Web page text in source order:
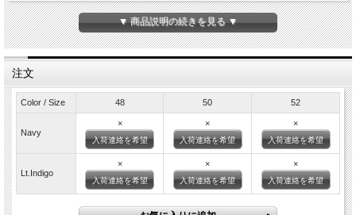
スキッパーポロシャツ
やや浅めのVネックに後付けされた襟が
解放感とカジュアル感のある雰囲気に◎
ポロシャツ＝おじさんといったイメージになりにくく
普段着用されない方でも着用しやすいニットポロになっているかと思います。
仕様されているコットンポリ素材は記載はありませんが
遮熱性もあり、何度洗っても型崩れのしにくい素材でもあるので
気兼ねなく着用いただけるのも魅力的です。
是非、ご検討宜しくお願いします。
素材 コットン 53% ポリエステル 47%
SIZE/肩幅/身幅/袖丈/着丈
48size/40cm/53cm/25cm/64cm
▼ 商品説明の続きを見る ▼
注文
Color / Size 48 50 52
Navy
×
入荷連絡を希望
×
入荷連絡を希望
×
入荷連絡を希望
Lt.Indigo
×
入荷連絡を希望
×
入荷連絡を希望
×
入荷連絡を希望